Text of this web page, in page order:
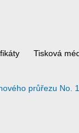
Tisková
průřezu No.